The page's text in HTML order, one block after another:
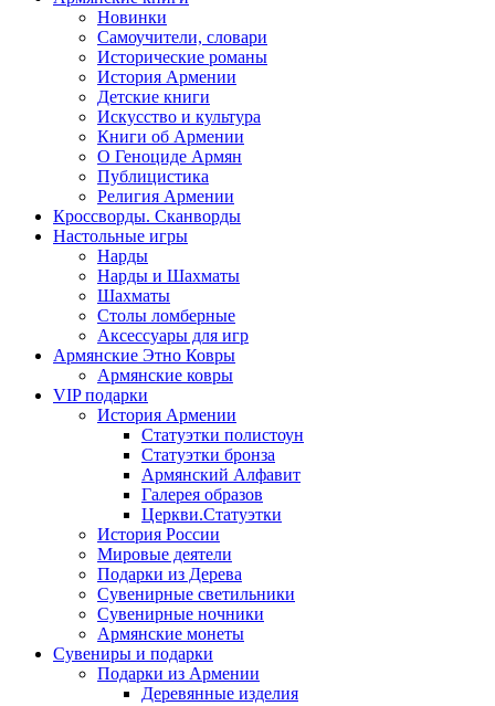
Новинки
Самоучители, словари
Исторические романы
История Армении
Детские книги
Иcкусство и культура
Книги об Армении
О Геноциде Армян
Публицистика
Религия Армении
Кроссворды. Сканворды
Настольные игры
Нарды
Нарды и Шахматы
Шахматы
Столы ломберные
Аксессуары для игр
Армянские Этно Ковры
Армянские ковры
VIP подарки
История Армении
Статуэтки полистоун
Статуэтки бронза
Армянский Алфавит
Галерея образов
Церкви.Статуэтки
История России
Мировые деятели
Подарки из Дерева
Сувенирные светильники
Сувенирные ночники
Армянские монеты
Сувениры и подарки
Подарки из Армении
Деревянные изделия